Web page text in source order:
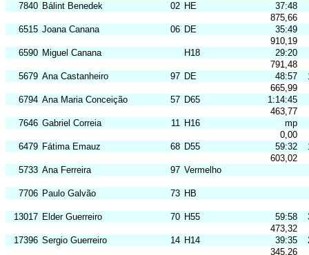
7840 Bálint Benedek 02 HE
37:48
875,66
6515 Joana Canana 06 DE
35:49
910,19
6590 Miguel Canana H18
29:20
791,48
5679 Ana Castanheiro 97 DE 48:57
665,99
6794 Ana Maria Conceição 57 D65
1:14:45
463,77
7646 Gabriel Correia 11 H16
mp
0,00
6479 Fátima Emauz 68 D55 59:32
603,02
5733 Ana Ferreira 97 Vermelho
7706 Paulo Galvão 73 HB
13017 Elder Guerreiro 70 H55 59:58
473,32
17396 Sergio Guerreiro 14 H14 39:35
345,26